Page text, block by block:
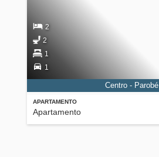
APARTAMENTO
Apartamento
2
2
1
1
Centro - Parobé